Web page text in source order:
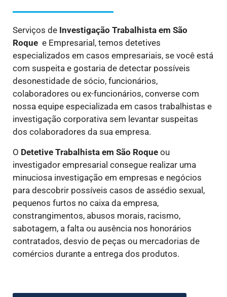
Serviços de Investigação Trabalhista em São
Roque e Empresarial, temos detetives
especializados em casos empresariais, se você está
com suspeita e gostaria de detectar possíveis
desonestidade de sócio, funcionários,
colaboradores ou ex-funcionários, converse com
nossa equipe especializada em casos trabalhistas e
investigação corporativa sem levantar suspeitas
dos colaboradores da sua empresa.
O Detetive Trabalhista em São Roque ou
investigador empresarial consegue realizar uma
minuciosa investigação em empresas e negócios
para descobrir possíveis casos de assédio sexual,
pequenos furtos no caixa da empresa,
constrangimentos, abusos morais, racismo,
sabotagem, a falta ou ausência nos honorários
contratados, desvio de peças ou mercadorias de
comércios durante a entrega dos produtos.